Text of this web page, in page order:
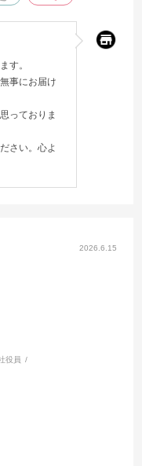
す。
事にお届け
っておりま
さい。心よ
2026.6.15
役員